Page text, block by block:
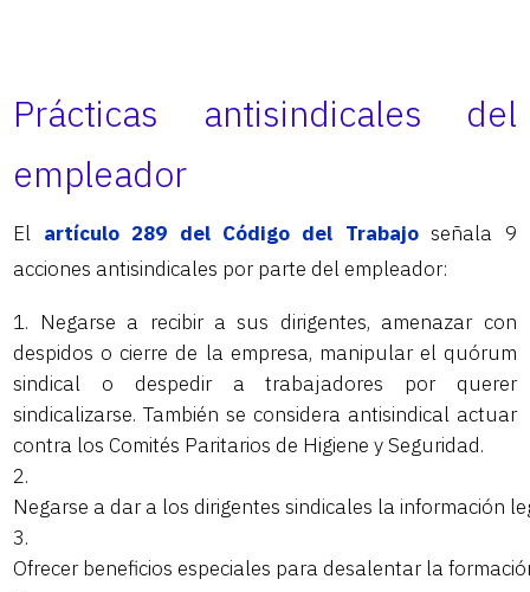
Prácticas antisindicales del
empleador
El artículo 289 del Código del Trabajoseñala 9
acciones antisindicales por parte del empleador:
Negarse a recibir a sus dirigentes, amenazar con
despidos o cierre de la empresa, manipular el quórum
sindical o despedir a trabajadores por querer
sindicalizarse. También se considera antisindical actuar
contra los Comités Paritarios de Higiene y Seguridad.
Negarse a dar a los dirigentes sindicales la información
Ofrecer beneficios especiales para desalentar la